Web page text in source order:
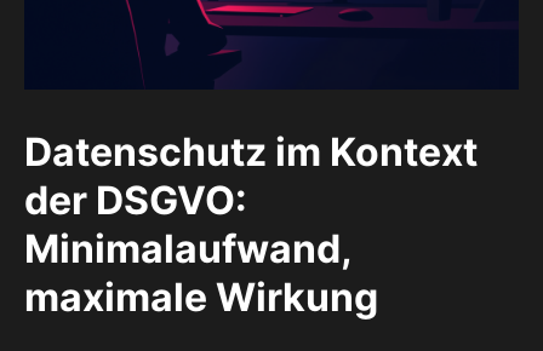
Datenschutz im Kontext
der DSGVO:
Minimalaufwand,
maximale Wirkung